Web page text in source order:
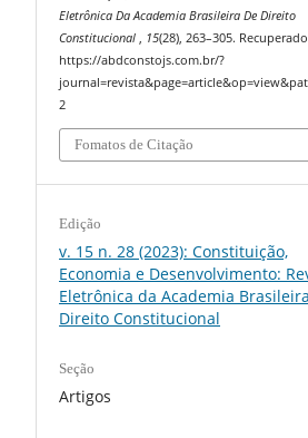
Eletrônica Da Academia Brasileira De Direito
Constitucional, 15(28), 263–305.
https://abdconstojs.com.br/?
2
Fomatos de Citação
Edição
v. 15 n. 28 (2023): Constituição,
Economia e Desenvolvimento:
Eletrônica da Academia
Direito Constitucional
Seção
Artigos